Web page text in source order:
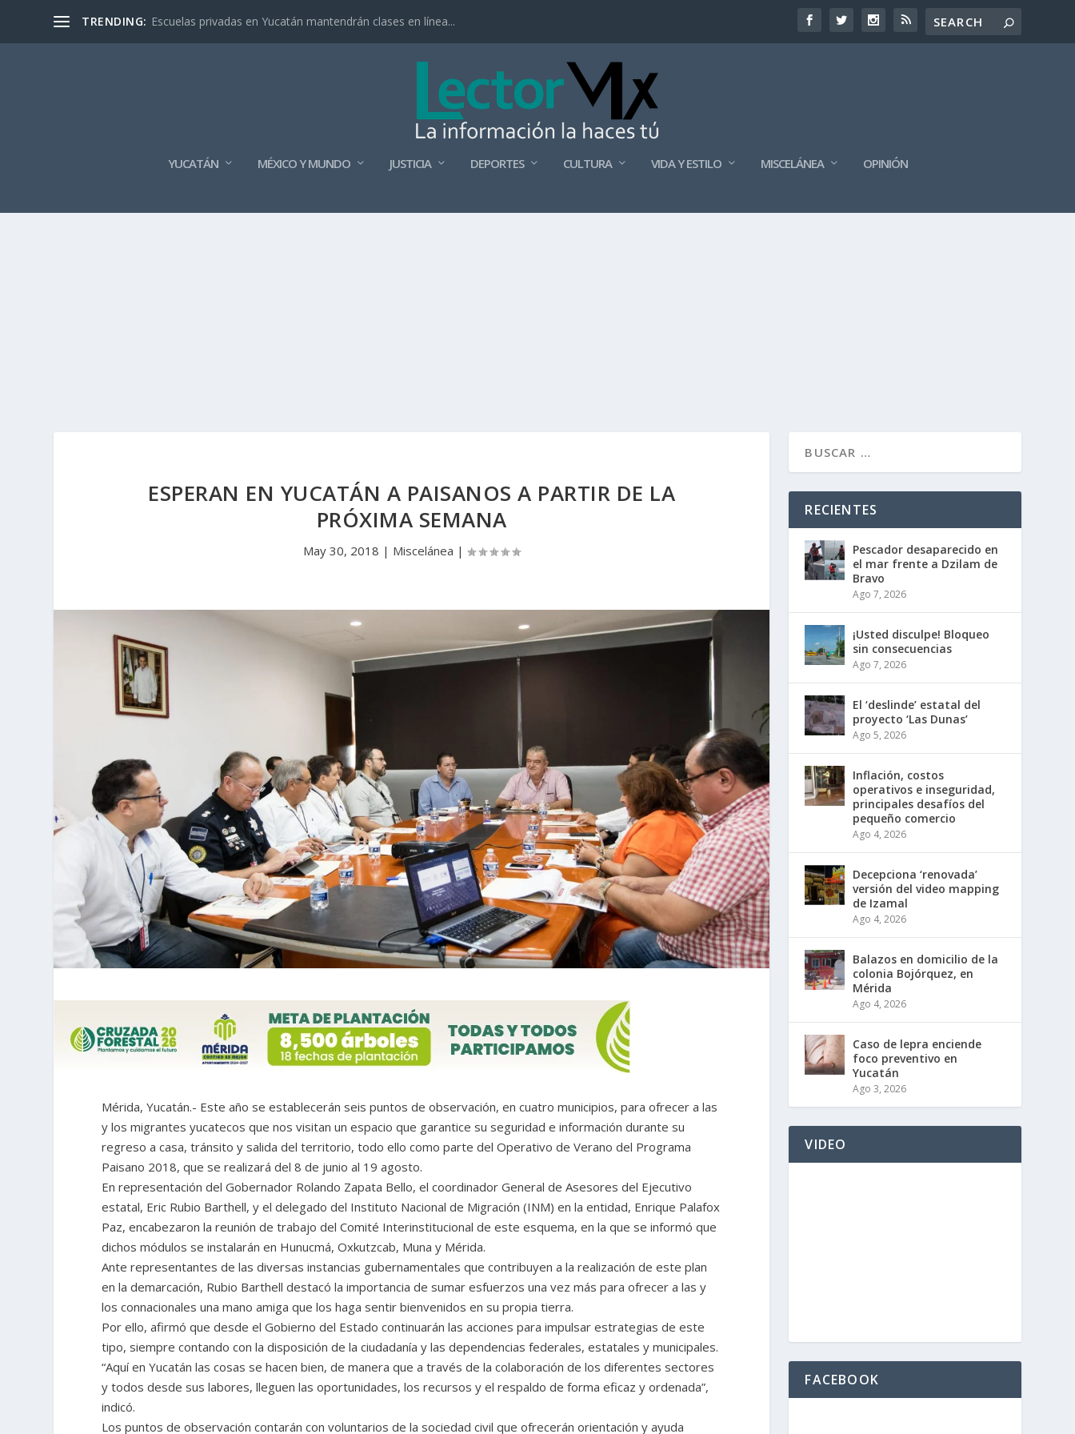
TRENDING: Escuelas privadas en Yucatán mantendrán clases en línea...
YUCATÁN MÉXICO Y MUNDO JUSTICIA DEPORTES CULTURA VIDA Y ESTILO MISCELÁNEA OPINIÓN
ESPERAN EN YUCATÁN A PAISANOS A PARTIR DE LA
PRÓXIMA SEMANA
May 30, 2018 | Miscelánea |
Mérida, Yucatán.- Este año se establecerán seis puntos de observación, en cuatro municipios, para ofrecer a las
y los migrantes yucatecos que nos visitan un espacio que garantice su seguridad e información durante su
regreso a casa, tránsito y salida del territorio, todo ello como parte del Operativo de Verano del Programa
Paisano 2018, que se realizará del 8 de junio al 19 agosto.
En representación del Gobernador Rolando Zapata Bello, el coordinador General de Asesores del Ejecutivo
estatal, Eric Rubio Barthell, y el delegado del Instituto Nacional de Migración (INM) en la entidad, Enrique Palafox
Paz, encabezaron la reunión de trabajo del Comité Interinstitucional de este esquema, en la que se informó que
dichos módulos se instalarán en Hunucmá, Oxkutzcab, Muna y Mérida.
Ante representantes de las diversas instancias gubernamentales que contribuyen a la realización de este plan
en la demarcación, Rubio Barthell destacó la importancia de sumar esfuerzos una vez más para ofrecer a las y
los connacionales una mano amiga que los haga sentir bienvenidos en su propia tierra.
Por ello, afirmó que desde el Gobierno del Estado continuarán las acciones para impulsar estrategias de este
tipo, siempre contando con la disposición de la ciudadanía y las dependencias federales, estatales y municipales.
“Aquí en Yucatán las cosas se hacen bien, de manera que a través de la colaboración de los diferentes sectores
y todos desde sus labores, lleguen las oportunidades, los recursos y el respaldo de forma eficaz y ordenada”,
indicó.
Los puntos de observación contarán con voluntarios de la sociedad civil que ofrecerán orientación y ayuda
RECIENTES
Pescador desaparecido en
el mar frente a Dzilam de
Bravo
Ago 7, 2026
¡Usted disculpe! Bloqueo
sin consecuencias
Ago 7, 2026
El ‘deslinde’ estatal del
proyecto ‘Las Dunas’
Ago 5, 2026
Inflación, costos
operativos e inseguridad,
principales desafíos del
pequeño comercio
Ago 4, 2026
Decepciona ‘renovada’
versión del video mapping
de Izamal
Ago 4, 2026
Balazos en domicilio de la
colonia Bojórquez, en
Mérida
Ago 4, 2026
Caso de lepra enciende
foco preventivo en
Yucatán
Ago 3, 2026
VIDEO
FACEBOOK